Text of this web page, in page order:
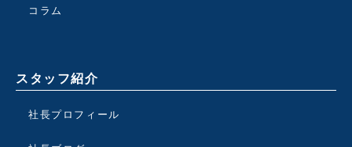
コラム
スタッフ紹介
社長プロフィール